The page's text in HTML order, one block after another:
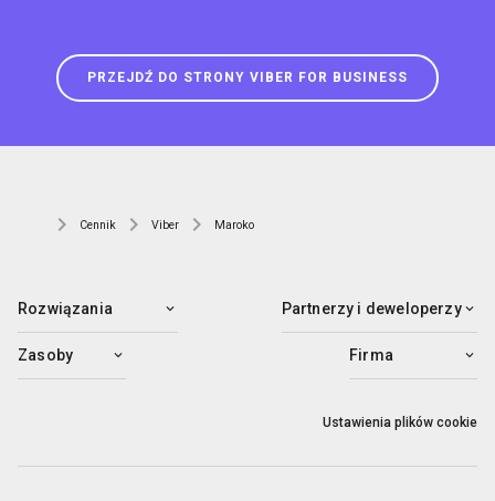
PRZEJDŹ DO STRONY VIBER FOR BUSINESS
Cennik Viber Maroko
Rozwiązania Partnerzy i deweloperzy
Zasoby Firma
Ustawienia plików cookie